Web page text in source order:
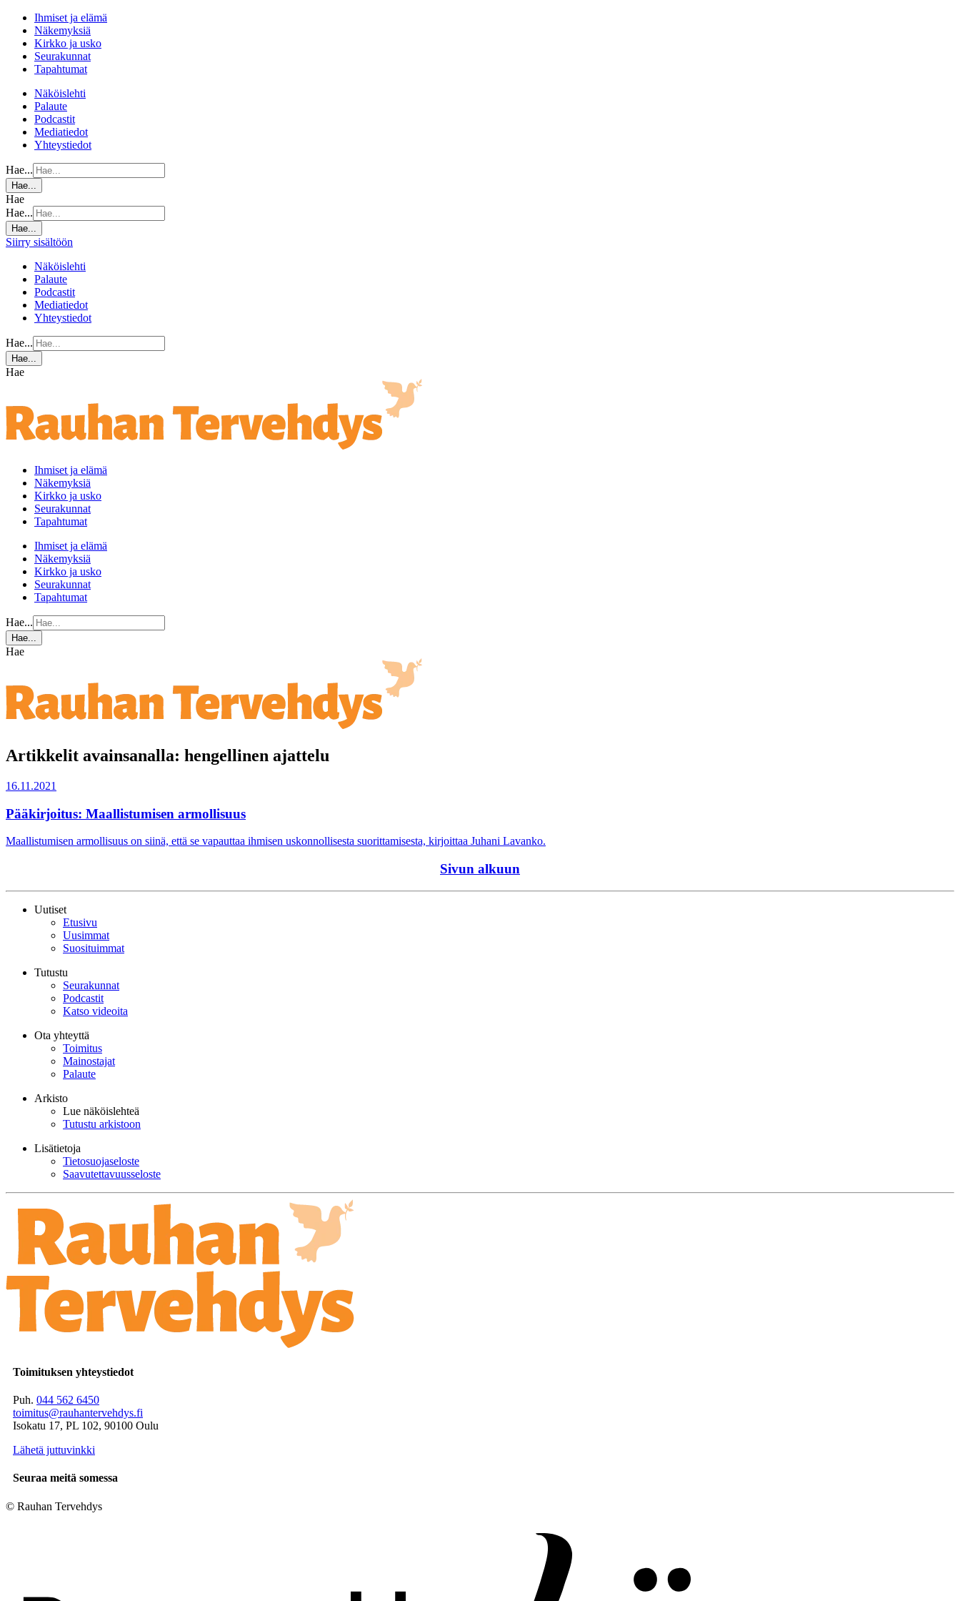
Ihmiset ja elämä
Näkemyksiä
Kirkko ja usko
Seurakunnat
Tapahtumat
Näköislehti
Palaute
Podcastit
Mediatiedot
Yhteystiedot
Hae...
Hae...
Hae
Hae...
Hae...
Siirry sisältöön
Näköislehti
Palaute
Podcastit
Mediatiedot
Yhteystiedot
Hae...
Hae...
Hae
Ihmiset ja elämä
Näkemyksiä
Kirkko ja usko
Seurakunnat
Tapahtumat
Ihmiset ja elämä
Näkemyksiä
Kirkko ja usko
Seurakunnat
Tapahtumat
Hae...
Hae...
Hae
Artikkelit avainsanalla: hengellinen ajattelu
16.11.2021
Pääkirjoitus: Maallistumisen armollisuus
Maallistumisen armollisuus on siinä, että se vapauttaa ihmisen uskonnollisesta suorittamisesta, kirjoittaa Juhani Lavanko.
Sivun alkuun
Uutiset
Etusivu
Uusimmat
Suosituimmat
Tutustu
Seurakunnat
Podcastit
Katso videoita
Ota yhteyttä
Toimitus
Mainostajat
Palaute
Arkisto
Lue näköislehteä
Tutustu arkistoon
Lisätietoja
Tietosuojaseloste
Saavutettavuusseloste
Toimituksen yhteystiedot
Puh. 044 562 6450
toimitus@rauhantervehdys.fi
Isokatu 17, PL 102, 90100 Oulu
Lähetä juttuvinkki
Seuraa meitä somessa
© Rauhan Tervehdys